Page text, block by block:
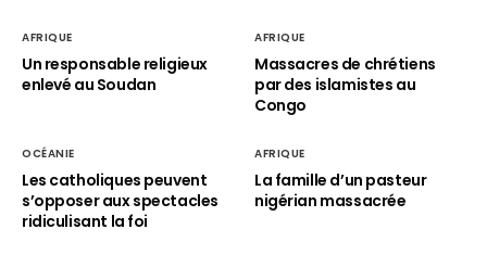
AFRIQUE
Un responsable religieux
enlevé au Soudan
AFRIQUE
Massacres de chrétiens
par des islamistes au
Congo
OCÉANIE
Les catholiques peuvent
s’opposer aux spectacles
ridiculisant la foi
AFRIQUE
La famille d’un pasteur
nigérian massacrée